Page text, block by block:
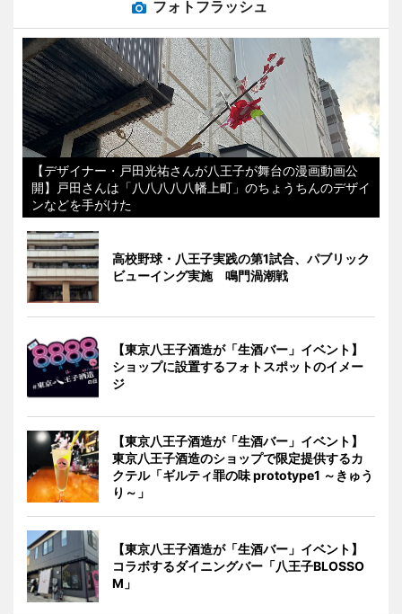
フォトフラッシュ
【デザイナー・戸田光祐さんが八王子が舞台の漫画動画公
開】戸田さんは「八八八八八幡上町」のちょうちんのデザイ
ンなどを手がけた
高校野球・八王子実践の第1試合、パブリック
ビューイング実施 鳴門渦潮戦
【東京八王子酒造が「生酒バー」イベント】
ショップに設置するフォトスポットのイメー
ジ
【東京八王子酒造が「生酒バー」イベント】
東京八王子酒造のショップで限定提供するカ
クテル「ギルティ罪の味 prototype1 ～きゅう
り～」
【東京八王子酒造が「生酒バー」イベント】
コラボするダイニングバー「八王子BLOSSO
M」